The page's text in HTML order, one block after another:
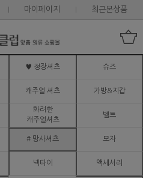
마이페이지 최근본상품
♥ 정장셔츠 슈즈
캐주얼 셔츠 가방&지갑
화려한
캐주얼셔츠
벨트
# 망사셔츠 모자
넥타이 액세서리